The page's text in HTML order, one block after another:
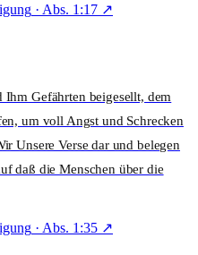
· Abs. 1:17 ↗
Gefährten beigesellt, dem
um voll Angst und Schrecken
Unsere Verse dar und belegen
daß die Menschen über die
· Abs. 1:35 ↗